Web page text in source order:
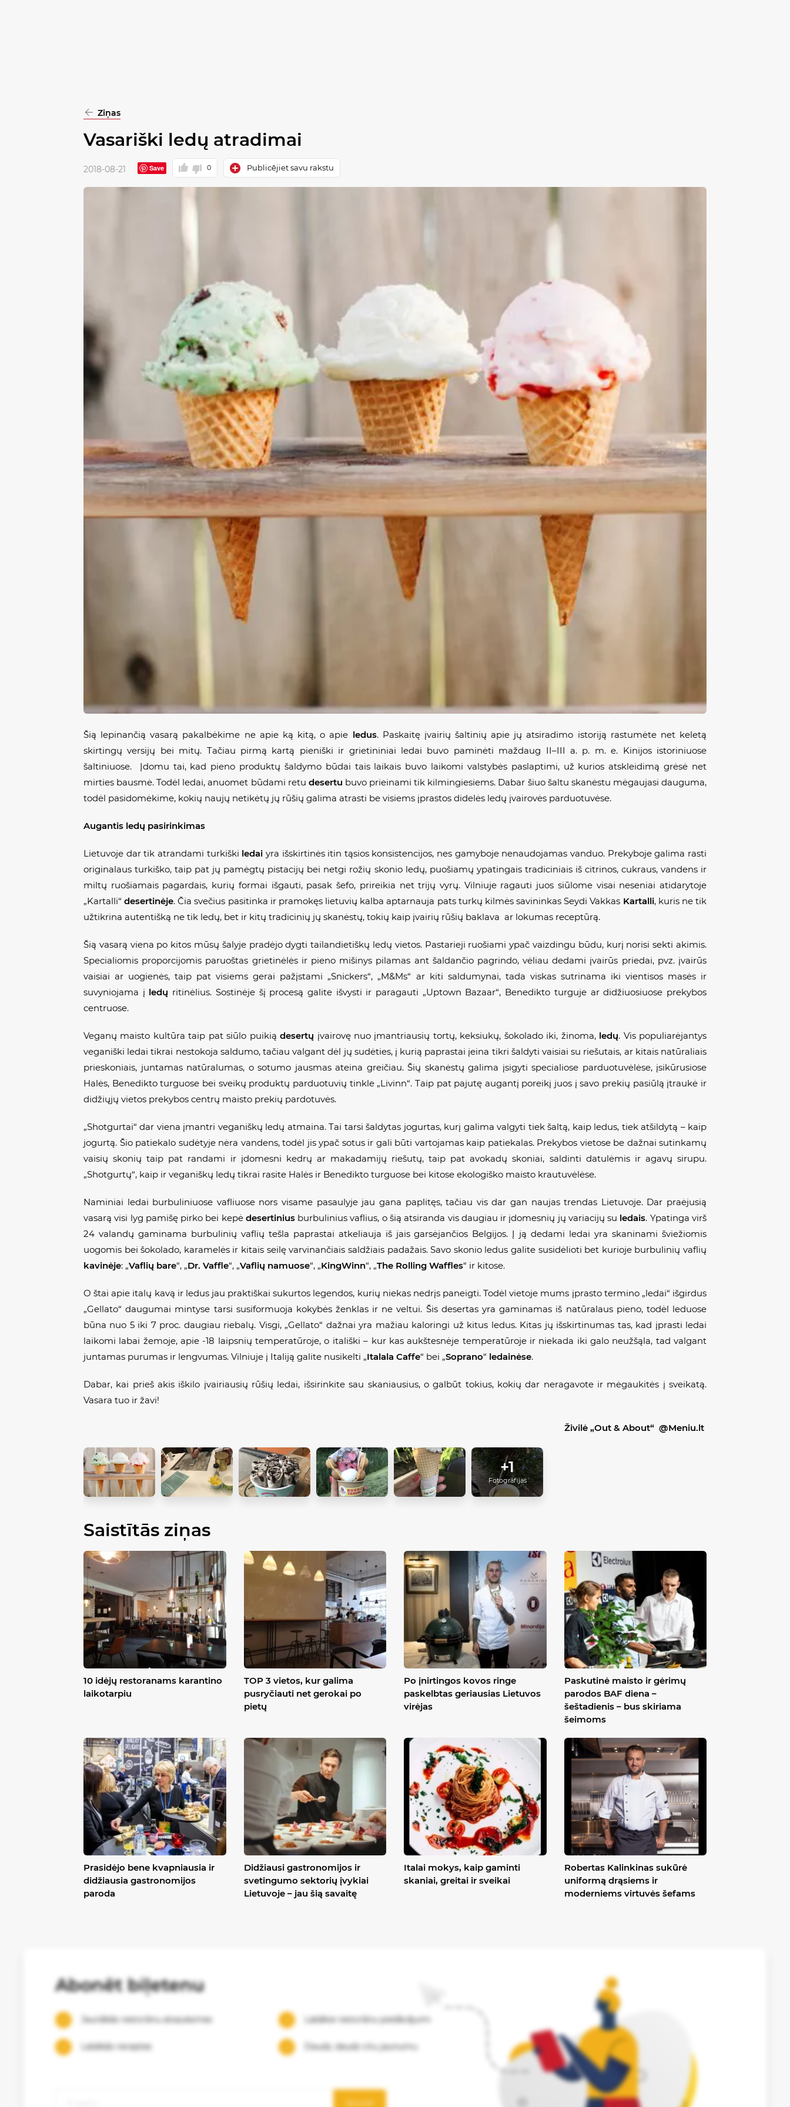
Ziņas
Vasariški ledų atradimai
2018-08-21 Save 0 Publicējiet savu rakstu
Šią lepinančią vasarą pakalbėkime ne apie ką kitą, o apie ledus. Paskaitę įvairių šaltinių apie jų atsiradimo istoriją rastumėte net keletą
skirtingų versijų bei mitų. Tačiau pirmą kartą pieniški ir grietininiai ledai buvo paminėti maždaug II–III a. p. m. e. Kinijos istoriniuose
šaltiniuose. Įdomu tai, kad pieno produktų šaldymo būdai tais laikais buvo laikomi valstybės paslaptimi, už kurios atskleidimą grėsė net
mirties bausmė. Todėl ledai, anuomet būdami retu desertu buvo prieinami tik kilmingiesiems. Dabar šiuo šaltu skanėstu mėgaujasi dauguma,
todėl pasidomėkime, kokių naujų netikėtų jų rūšių galima atrasti be visiems įprastos didelės ledų įvairovės parduotuvėse.
Augantis ledų pasirinkimas
Lietuvoje dar tik atrandami turkiški ledai yra išskirtinės itin tąsios konsistencijos, nes gamyboje nenaudojamas vanduo. Prekyboje galima rasti
originalaus turkiško, taip pat jų pamėgtų pistacijų bei netgi rožių skonio ledų, puošiamų ypatingais tradiciniais iš citrinos, cukraus, vandens ir
miltų ruošiamais pagardais, kurių formai išgauti, pasak šefo, prireikia net trijų vyrų. Vilniuje ragauti juos siūlome visai neseniai atidarytoje
„Kartalli“desertinėje. Čia svečius pasitinka ir pramokęs lietuvių kalba aptarnauja pats turkų kilmės savininkas Seydi Vakkas Kartalli, kuris ne tik
užtikrina autentišką ne tik ledų, bet ir kitų tradicinių jų skanėstų, tokių kaip įvairių rūšių baklava ar lokumas receptūrą.
Šią vasarą viena po kitos mūsų šalyje pradėjo dygti tailandietiškų ledų vietos. Pastarieji ruošiami ypač vaizdingu būdu, kurį norisi sekti akimis.
Specialiomis proporcijomis paruoštas grietinėlės ir pieno mišinys pilamas ant šaldančio pagrindo, vėliau dedami įvairūs priedai, pvz. įvairūs
vaisiai ar uogienės, taip pat visiems gerai pažįstami „Snickers“, „M&Ms“ ar kiti saldumynai, tada viskas sutrinama iki vientisos masės ir
suvyniojama į ledų ritinėlius. Sostinėje šį procesą galite išvysti ir paragauti „Uptown Bazaar“, Benedikto turguje ar didžiuosiuose prekybos
centruose.
Veganų maisto kultūra taip pat siūlo puikiądesertų įvairovę nuo įmantriausių tortų, keksiukų, šokolado iki, žinoma, ledų. Vis populiarėjantys
veganiški ledai tikrai nestokoja saldumo, tačiau valgant dėl jų sudėties, į kurią paprastai įeina tikri šaldyti vaisiai su riešutais, ar kitais natūraliais
prieskoniais, juntamas natūralumas, o sotumo jausmas ateina greičiau. Šių skanėstų galima įsigyti specialiose parduotuvėlėse, įsikūrusiose
Halės, Benedikto turguose bei sveikų produktų parduotuvių tinkle „Livinn“. Taip pat pajutę augantį poreikį juos į savo prekių pasiūlą įtraukė ir
didžiųjų vietos prekybos centrų maisto prekių pardotuvės.
„Shotgurtai“ dar viena įmantri veganiškų ledų atmaina. Tai tarsi šaldytas jogurtas, kurį galima valgyti tiek šaltą, kaip ledus, tiek atšildytą – kaip
jogurtą. Šio patiekalo sudėtyje nėra vandens, todėl jis ypač sotus ir gali būti vartojamas kaip patiekalas. Prekybos vietose be dažnai sutinkamų
vaisių skonių taip pat randami ir įdomesni kedrų ar makadamijų riešutų, taip pat avokadų skoniai, saldinti datulėmis ir agavų sirupu.
„Shotgurtų“, kaip ir veganiškų ledų tikrai rasite Halės ir Benedikto turguose bei kitose ekologiško maisto krautuvėlėse.
Naminiai ledai burbuliniuose vafliuose nors visame pasaulyje jau gana paplitęs, tačiau vis dar gan naujas trendas Lietuvoje. Dar praėjusią
vasarą visi lyg pamišę pirko bei kepė desertiniusburbulinius vaflius, o šią atsiranda vis daugiau ir įdomesnių jų variacijų su ledais. Ypatinga virš
24 valandų gaminama burbulinių vaflių tešla paprastai atkeliauja iš jais garsėjančios Belgijos. Į ją dedami ledai yra skaninami šviežiomis
uogomis bei šokolado, karamelės ir kitais seilę varvinančiais saldžiais padažais. Savo skonio ledus galite susidėlioti bet kurioje burbulinių vaflių
kavinėje: „Vaflių bare“, „Dr. Vaffle“, „Vaflių namuose“, „KingWinn“, „The Rolling Waffles“ ir kitose.
O štai apie italų kavą ir ledus jau praktiškai sukurtos legendos, kurių niekas nedrįs paneigti. Todėl vietoje mums įprasto termino „ledai“ išgirdus
„Gellato“ daugumai mintyse tarsi susiformuoja kokybės ženklas ir ne veltui. Šis desertas yra gaminamas iš natūralaus pieno, todėl leduose
būna nuo 5 iki 7 proc. daugiau riebalų. Visgi, „Gellato“ dažnai yra mažiau kaloringi už kitus ledus. Kitas jų išskirtinumas tas, kad įprasti ledai
laikomi labai žemoje, apie -18 laipsnių temperatūroje, o itališki – kur kas aukštesnėje temperatūroje ir niekada iki galo neužšąla, tad valgant
juntamas purumas ir lengvumas. Vilniuje į Italiją galite nusikelti „Italala Caffe“ bei „Soprano“ ledainėse.
Dabar, kai prieš akis iškilo įvairiausių rūšių ledai, išsirinkite sau skaniausius, o galbūt tokius, kokių dar neragavote ir mėgaukitės į sveikatą.
Vasara tuo ir žavi!
Živilė „Out & About“ @Meniu.lt
+1
Fotogrāfijas
Saistītās ziņas
10 idėjų restoranams karantino
laikotarpiu
TOP 3 vietos, kur galima
pusryčiauti net gerokai po
pietų
Po įnirtingos kovos ringe
paskelbtas geriausias Lietuvos
virėjas
Paskutinė maisto ir gėrimų
parodos BAF diena –
šeštadienis – bus skiriama
šeimoms
Prasidėjo bene kvapniausia ir
didžiausia gastronomijos
paroda
Didžiausi gastronomijos ir
svetingumo sektorių įvykiai
Lietuvoje – jau šią savaitę
Italai mokys, kaip gaminti
skaniai, greitai ir sveikai
Robertas Kalinkinas sukūrė
uniformą drąsiems ir
moderniems virtuvės šefams
Abonēt biļetenu
Jaunākās restorānu atsauksmes Labākie restorānu piedāvājumi
Labākās receptes Daudz, daudz citu jaunumu
Abonēt